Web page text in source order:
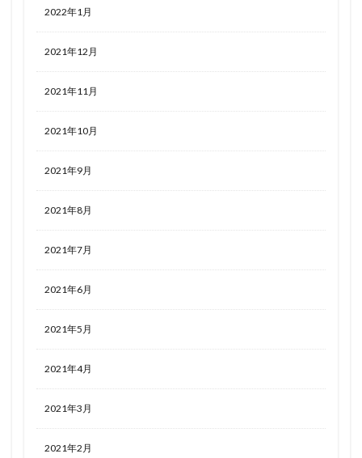
2022年1月
2021年12月
2021年11月
2021年10月
2021年9月
2021年8月
2021年7月
2021年6月
2021年5月
2021年4月
2021年3月
2021年2月